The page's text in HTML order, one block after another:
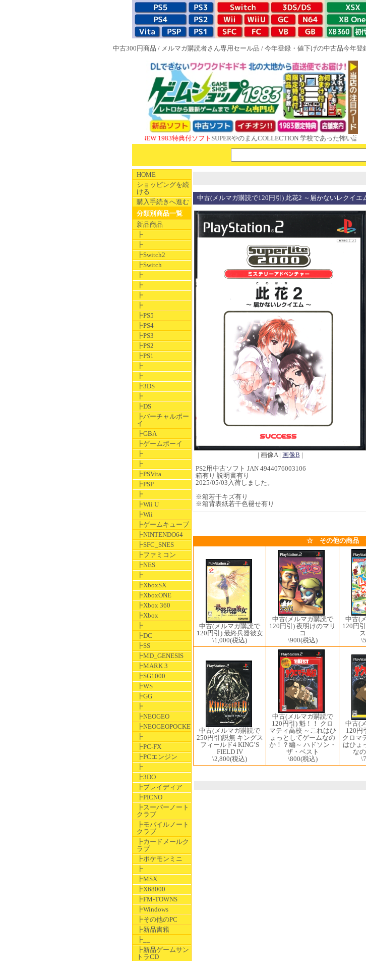
中古300円商品 / メルマガ購読者さん専用セール品 / 今年登録・値下げの中古品今年登
NEW 1983特典付ソフトSUPERやのまんCOLLECTION 学校であった怖い話と晦󠄀つき
HOME
ショッピングを続
ける
購入手続きへ進む
分類別商品一覧
新品商品
┣
┣
┣Switch2
┣Switch
┣
┣
┣
┣
┣PS5
┣PS4
┣PS3
┣PS2
┣PS1
┣
┣
┣3DS
┣
┣DS
┣バーチャルボー
イ
┣GBA
┣ゲームボーイ
┣
┣
┣PSVita
┣PSP
┣
┣Wii U
┣Wii
┣ゲームキューブ
┣NINTENDO64
┣SFC_SNES
┣ファミコン
┣NES
┣
┣XboxSX
┣XboxONE
┣Xbox 360
┣Xbox
┣
┣DC
┣SS
┣MD_GENESIS
┣MARK 3
┣SG1000
┣WS
┣GG
┣
┣NEOGEO
┣NEOGEOPOCKET
┣
┣PC-FX
┣PCエンジン
┣
┣3DO
┣プレイディア
┣PICNO
┣スーパーノート
クラブ
┣モバイルノート
クラブ
┣カードメールク
ラブ
┣ポケモンミニ
┣
┣MSX
┣X68000
┣FM-TOWNS
┣Windows
┣その他のPC
┣新品書籍
┣__
┣新品ゲームサン
トラCD
中古(メルマガ購読で120円引) 此花2 ～届かないレクイエ
| 画像A | 画像B |
PS2用中古ソフト JAN 4944076003106
箱有り 説明書有り
2025/05/03入荷しました。
※箱若干キズ有り
※箱背表紙若干色褪せ有り
☆ その他の商
中古(メルマガ購読で
120円引) 最終兵器彼女
\1,000(税込)
中古(メルマガ購読で
120円引) 夜明けのマリ
コ
\900(税込)
中古(
120円
中古(メルマガ購読で
250円引)説無 キングス
フィールド4 KING’S
FIELD IV
\2,800(税込)
中古(メルマガ購読で
120円引) 魁！！ クロ
マティ高校 ～これはひ
ょっとしてゲームなの
か！？編～ ハドソン・
ザ・ベスト
\800(税込)
中古(
120円
クロマ
はひょ
な